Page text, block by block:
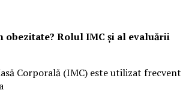
obezitate? Rolul IMC și al evaluării
Corporală (IMC) este utilizat frecvent